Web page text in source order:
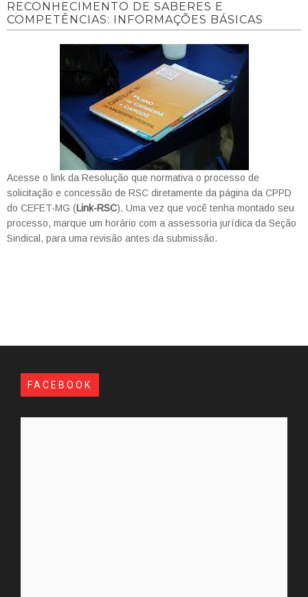
RECONHECIMENTO DE SABERES E
COMPETÊNCIAS: INFORMAÇÕES BÁSICAS
Acesse o link da Resolução que normativa o processo de
solicitação e concessão de RSC diretamente da página da CPPD
do CEFET-MG (Link-RSC). Uma vez que você tenha montado seu
processo, marque um horário com a assessoria jurídica da Seção
Sindical, para uma revisão antes da submissão.
FACEBOOK